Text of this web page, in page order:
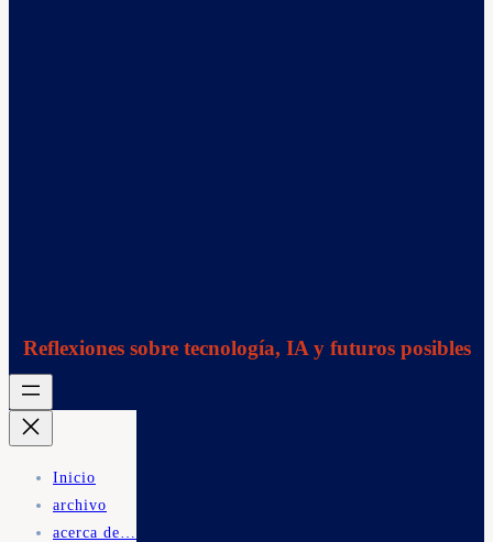
Reflexiones sobre tecnología, IA y futuros posibles
Inicio
archivo
acerca de…